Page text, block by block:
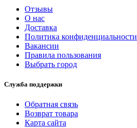
Отзывы
О нас
Доставка
Политика конфиденциальности
Вакансии
Правила пользования
Выбрать город
Служба поддержки
Обратная связь
Возврат товара
Карта сайта